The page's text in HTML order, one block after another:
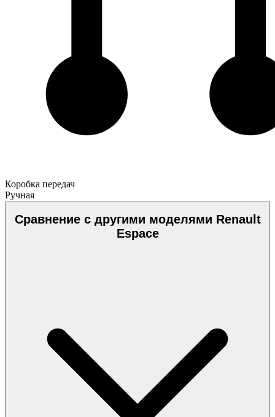
Коробка передач
Ручная
Сравнение с другими моделями Renault
Espace